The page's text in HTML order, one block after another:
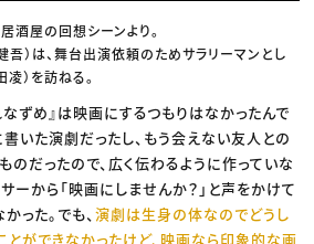
酒屋の回想シーンより。
）は、舞台出演依頼のためサラリーマンとし
）を訪ねる。
なずめ』は映画にするつもりはなかったんで
いた演劇だったし、もう会えない友人との
だったので、広く伝わるように作っていな
ーから「映画にしませんか？」と声をかけて
った。でも、演劇は生身の体なのでどうし
ができなかったけど、映画なら印象的な画